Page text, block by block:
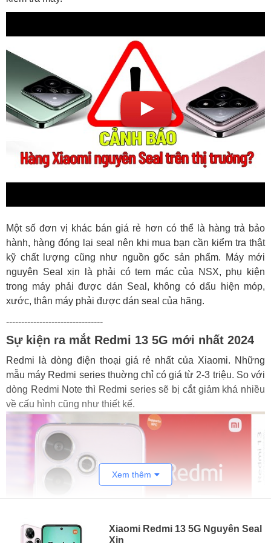
Một số đơn vị khác bán giá rẻ hơn có thể là hàng trả bảo
hành, hàng đóng lại seal nên khi mua bạn cần kiểm tra thật
kỹ chất lượng cũng như nguồn gốc sản phẩm. Máy mới
nguyên Seal xịn là phải có tem mác của NSX, phụ kiện
trong máy phải được dán Seal, không có dấu hiện móp,
xước, thân máy phải được dán seal của hãng.
--------------------------------
Sự kiện ra mắt Redmi 13 5G mới nhất 2024
Redmi là dòng điện thoại giá rẻ nhất của Xiaomi. Những
mẫu máy Redmi series thuờng chỉ có giá từ 2-3 triệu. So với
dòng Redmi Note thì Redmi series sẽ bị cắt giảm khá nhiều
về cấu hình cũng như thiết kế.
Xem thêm
Xiaomi Redmi 13 5G Nguyên Seal
Xịn